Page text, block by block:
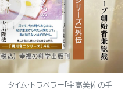
イム・トラベラー「宇高美佐の手